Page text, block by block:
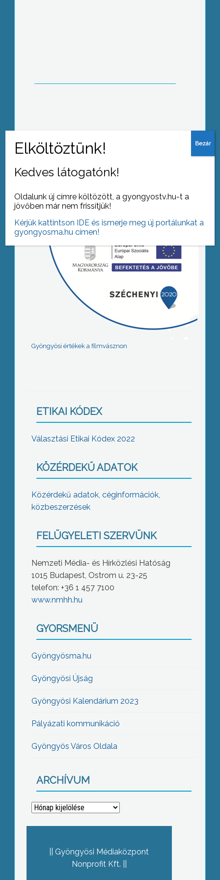
Tovább az archívumra
Gyöngyösi értékek a filmvásznon
ETIKAI KÓDEX
Választási Etikai Kódex 2022
KÖZÉRDEKŰ ADATOK
Közérdekű adatok, céginformációk,
közbeszerzések
FELÜGYELETI SZERVÜNK
Nemzeti Média- és Hírközlési Hatóság
1015 Budapest, Ostrom u. 23-25
telefon: +36 1 457 7100
www.nmhh.hu
GYORSMENÜ
Gyöngyösma.hu
Gyöngyösi Újság
Gyöngyösi Kalendárium 2023
Pályázati kommunikáció
Gyöngyös Város Oldala
ARCHÍVUM
Archívum
Gyöngyösi Médiaközpont
Nonprofit Kft.
Kedves látogatónk!
Oldalunk új címre költözött, a gyongyostv.hu-t a
jövőben már nem frissítjük!
Kérjük kattintson IDE és ismerje meg új portálunkat a
gyongyosma.hu címen!